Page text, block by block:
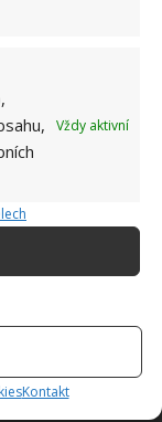
Vždy aktivní
Kontakt
se
studií a práce
že se